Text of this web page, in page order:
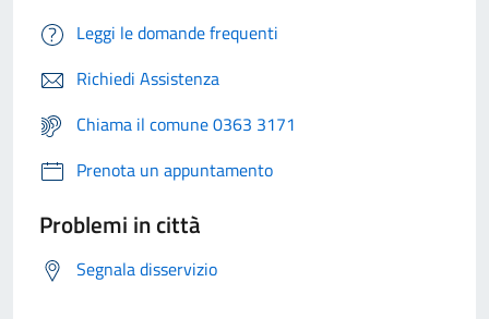
Leggi le domande frequenti
Richiedi Assistenza
Chiama il comune 0363 3171
Prenota un appuntamento
Problemi in città
Segnala disservizio